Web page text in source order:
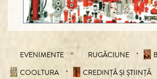
EVENIMENTE RUGĂCIUNE
COOLTURA
CREDINȚĂ ȘI ȘTIINȚĂ